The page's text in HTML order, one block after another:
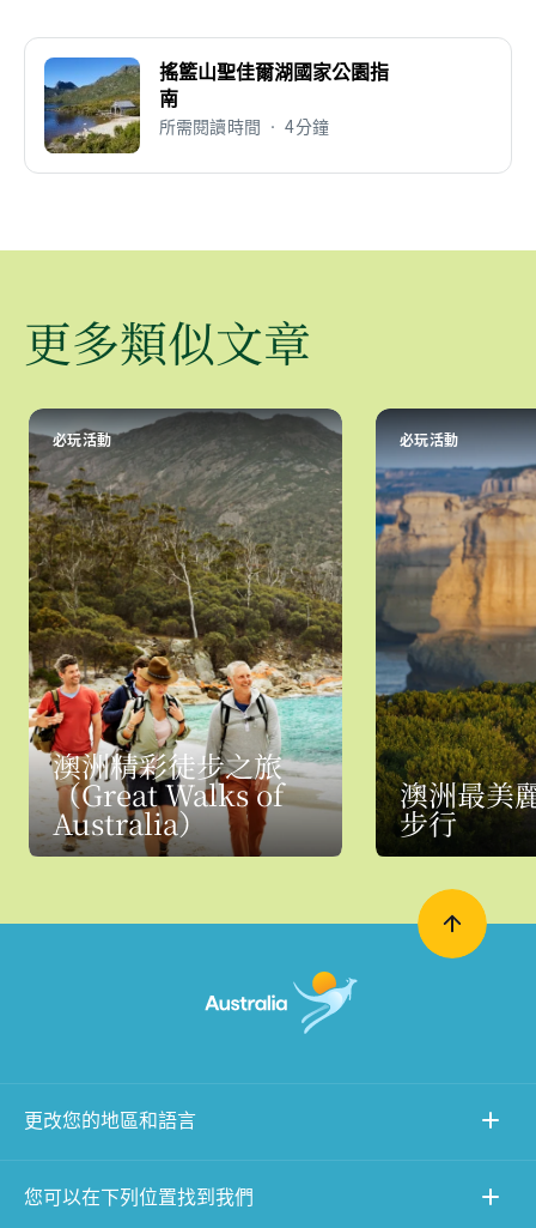
搖籃山聖佳爾湖國家公園指
南
所需閱讀時間 • 4分鐘
更多類似文章
必玩活動
澳洲精彩徒步之旅
（Great Walks of
Australia）
必玩活動
澳洲最美
步行
更改您的地區和語言
您可以在下列位置找到我們